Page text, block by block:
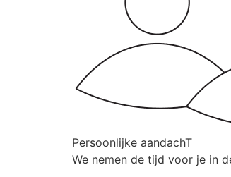
Persoonlijke aandachT
We nemen de tijd voor je in